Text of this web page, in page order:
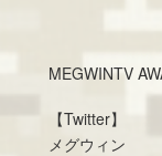
MEGWINTV
【Twitter】
メグウィン